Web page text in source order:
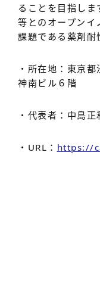
ることを目指しま
等とのオープンイ
課題である薬剤耐
・所在地：東京
神南ビル６階
・代表者：中島正
・URL： https://